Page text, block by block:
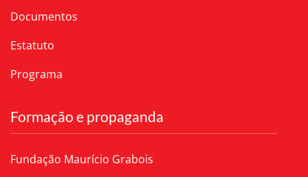
Documentos
Estatuto
Programa
Formação e propaganda
Fundação Maurício Grabois